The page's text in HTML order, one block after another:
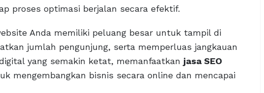
proses optimasi berjalan secara efektif.
Anda memiliki peluang besar untuk tampil di
jumlah pengunjung, serta memperluas jangkauan
yang semakin ketat, memanfaatkan jasa SEO
mengembangkan bisnis secara online dan mencapai